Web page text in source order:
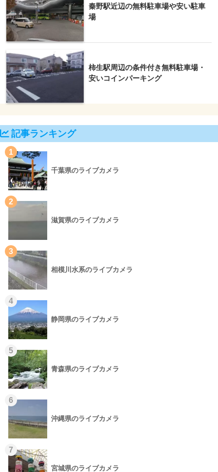
秦野駅近辺の無料駐車場や安い駐車
場
柿生駅周辺の条件付き無料駐車場・
安いコインパーキング
記事ランキング
1
千葉県のライブカメラ
2
滋賀県のライブカメラ
3
相模川水系のライブカメラ
4
静岡県のライブカメラ
5
青森県のライブカメラ
6
沖縄県のライブカメラ
7
宮城県のライブカメラ